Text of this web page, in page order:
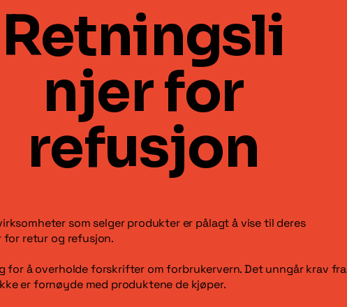
Retningsli
njer for
refusjon
som selger produkter er pålagt å vise til deres
for retur og refusjon.
for å overholde forskrifter om forbrukervern. Det unngår krav fra
er fornøyde med produktene de kjøper.